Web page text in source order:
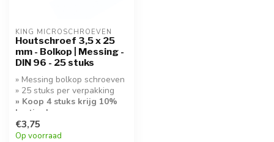
KING MICROSCHROEVEN
Houtschroef 3,5 x 25
mm - Bolkop | Messing -
DIN 96 - 25 stuks
» Messing bolkop schroeven
» 25 stuks per verpakking
» Koop 4 stuks krijg 10%
korting!
€3,75
Op voorraad